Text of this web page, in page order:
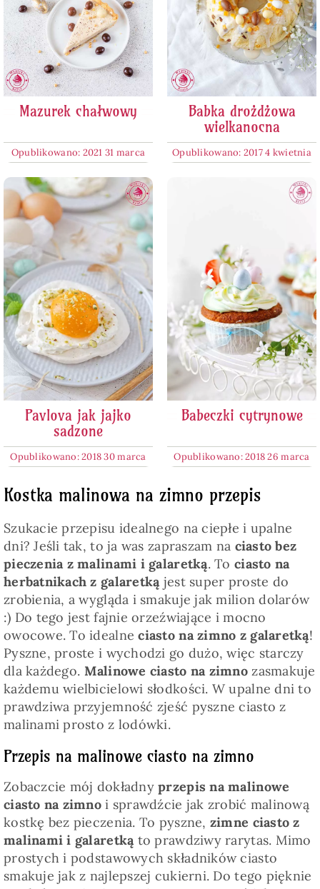
Mazurek chałwowy
Opublikowano: 2021 31 marca
Babka drożdżowa
wielkanocna
Opublikowano: 2017 4 kwietnia
Pavlova jak jajko
sadzone
Opublikowano: 2018 30 marca
Babeczki cytrynowe
Opublikowano: 2018 26 marca
Kostka malinowa na zimno przepis
Szukacie przepisu idealnego na ciepłe i upalne
dni? Jeśli tak, to ja was zapraszam na ciasto bez
pieczenia z malinami i galaretką. To ciasto na
herbatnikach z galaretkąjest super proste do
zrobienia, a wygląda i smakuje jak milion dolarów
:) Do tego jest fajnie orzeźwiające i mocno
owocowe. To idealneciasto na zimno z galaretką!
Pyszne, proste i wychodzi go dużo, więc starczy
dla każdego. Malinowe ciasto na zimnozasmakuje
każdemu wielbicielowi słodkości. W upalne dni to
prawdziwa przyjemność zjeść pyszne ciasto z
malinami prosto z lodówki.
Przepis na malinowe ciasto na zimno
Zobaczcie mój dokładnyprzepis na malinowe
ciasto na zimno i sprawdźcie jak zrobić malinową
kostkę bez pieczenia. To pyszne, zimne ciasto z
malinami i galaretkąto prawdziwy rarytas. Mimo
prostych i podstawowych składników ciasto
smakuje jak z najlepszej cukierni. Do tego pięknie